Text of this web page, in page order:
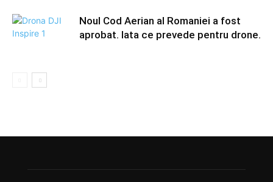
Noul Cod Aerian al Romaniei a fost
aprobat. Iata ce prevede pentru drone.